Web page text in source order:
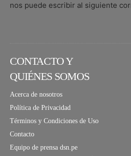
nos puede escribir al siguiente
CONTACTO Y
QUIÉNES SOMOS
Acerca de nosotros
Política de Privacidad
Términos y Condiciones de Uso
Contacto
Equipo de prensa dsn.pe